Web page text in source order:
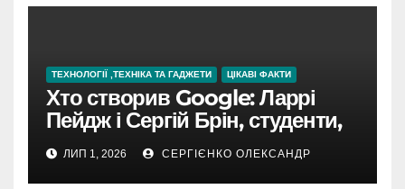
ТЕХНОЛОГІЇ ,ТЕХНІКА ТА ГАДЖЕТИ ЦІКАВІ ФАКТИ
Хто створив Google: Ларрі
Пейдж і Сергій Брін, студенти,
чия ідея підкорила інтернет
ЛИП 1, 2026 СЕРГІЄНКО ОЛЕКСАНДР